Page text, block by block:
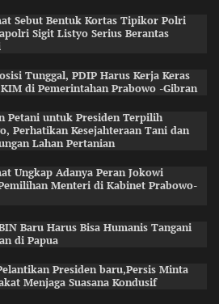
Sebut Bentuk Kortas Tipikor Polri
Sigit Listyo Serius Berantas
Tunggal, PDIP Harus Kerja Keras
di Pemerintahan Prabowo -Gibran
Petani untuk Presiden Terpilih
Perhatikan Kesejahteraan Tani dan
Lahan Pertanian
Ungkap Adanya Peran Jokowi
Menteri di Kabinet Prabowo-
Baru Harus Bisa Humanis Tangani
di Papua
Presiden baru,Persis Minta
Menjaga Suasana Kondusif